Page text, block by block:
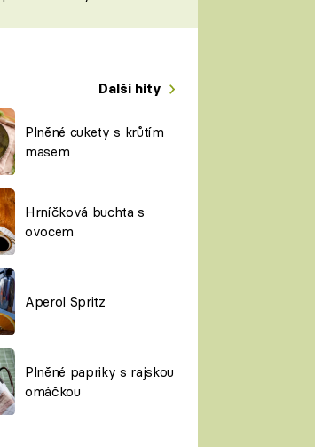
Další hity
Plněné cukety s krůtím
masem
Hrníčková buchta s
ovocem
Aperol Spritz
Plněné papriky s rajskou
omáčkou